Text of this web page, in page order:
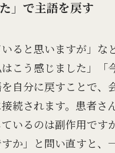
」で主語を戻す
いると思いますが」な
こう感じました」「
自分に戻すことで、
続されます。患者さ
ているのは副作用です
か」と問い直すと、